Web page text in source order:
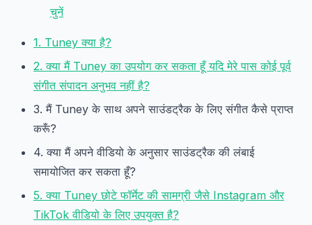
चुनें
1. Tuney क्या है?
2. क्या मैं Tuney का उपयोग कर सकता हूँ यदि मेरे पास कोई पूर्व
संगीत संपादन अनुभव नहीं है?
3. मैं Tuney के साथ अपने साउंडट्रैक के लिए संगीत कैसे प्राप्त
करूँ?
4. क्या मैं अपने वीडियो के अनुसार साउंडट्रैक की लंबाई
समायोजित कर सकता हूँ?
5. क्या Tuney छोटे फॉर्मेट की सामग्री जैसे Instagram और
TikTok वीडियो के लिए उपयुक्त है?